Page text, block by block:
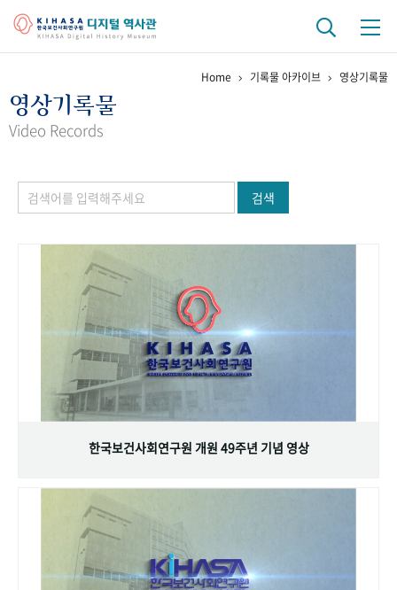
걸어온 길 기관 변천사
정책과 연구 키워드로 보는 연구 역사
연구자들
기록물 아카이브
사진 아카이브 문서 기록물 행정박물 영상 기록물
주년 기념
성과 50선 숫자로 보는 50년
VR 역사관
Home 기록물 아카이브 영상기록물
영상기록물
Video Records
검색
한국보건사회연구원 개원 49주년 기념 영상